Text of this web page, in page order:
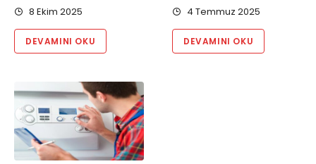
8 Ekim 2025
DEVAMINI OKU
4 Temmuz 2025
DEVAMINI OKU